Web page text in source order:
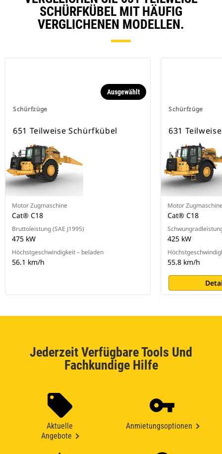
SCHÜRFKÜBEL MIT HÄUFIG
VERGLICHENEN MODELLEN.
Schürfzüge
Ausgewählt
651 Teilweise Schürfkübel
Motor Zugmaschine
Cat® C18
Bruttoleistung (SAE J1995)
475 kW
Höchstgeschwindigkeit – beladen
56.1 km/h
Schürfzüge
631
Motor
Cat® C18
425 kW
55.8 km/h
Jederzeit Verfügbare Tools Und
Fachkundige Hilfe
Aktuelle
Angebote
Anmietungsoptionen